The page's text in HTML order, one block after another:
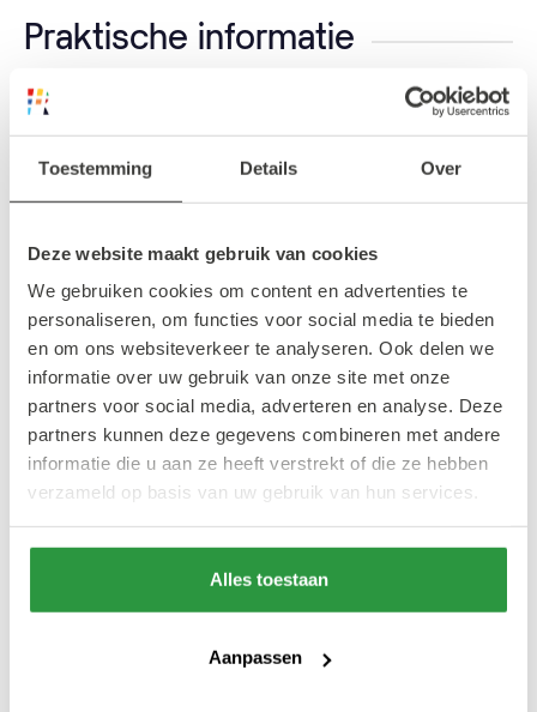
Toestemming Details Over
Deze website maakt gebruik van cookies
We gebruiken cookies om content en advertenties te
personaliseren, om functies voor social media te bieden
en om ons websiteverkeer te analyseren. Ook delen we
informatie over uw gebruik van onze site met onze
partners voor social media, adverteren en analyse. Deze
partners kunnen deze gegevens combineren met andere
informatie die u aan ze heeft verstrekt of die ze hebben
verzameld op basis van uw gebruik van hun services.
Alles toestaan
Aanpassen
Praktische informatie
Adres: RiF010, Steigersgracht, Rotterdam
Tijd: Vanaf 12:00 uur
Het programma
10:00 uur: officiële training
12:00 uur: start longboardwedstrijd
14:00 uur: start Shortboardwedstrijd voor
surfers onder de 18, gevolgd door een
open surfcontest